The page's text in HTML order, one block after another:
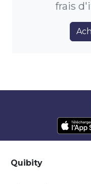
frais
Quibity